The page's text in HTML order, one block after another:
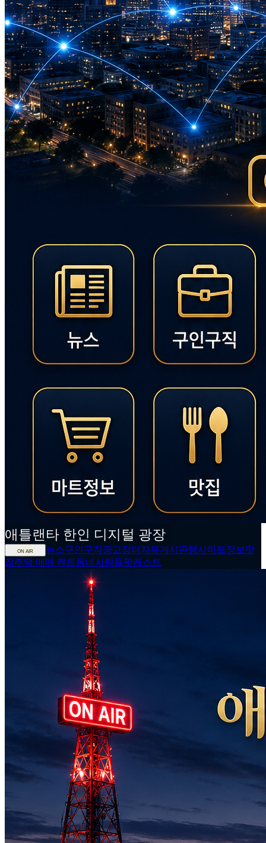
애틀랜타 한인 디지털 광장
ON AIR 뉴스구인구직중고장터 자유게시판행사마트정보 맛
집주택 매매 렌트동네사람들팟캐스트